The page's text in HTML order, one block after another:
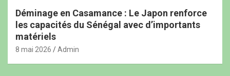
Déminage en Casamance : Le Japon renforce
les capacités du Sénégal avec d’importants
matériels
8 mai 2026 Admin